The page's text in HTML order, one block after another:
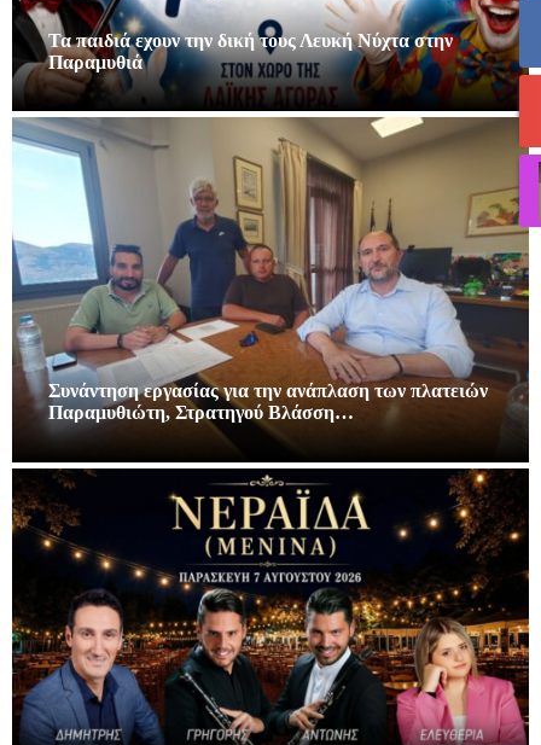
Τα παιδιά εχουν την δική τους Λευκή Νύχτα στην
Παραμυθιά
Συνάντηση εργασίας για την ανάπλαση των πλατειών
Παραμυθιώτη, Στρατηγού Βλάσση…